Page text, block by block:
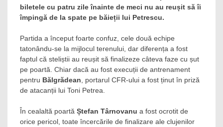
biletele cu patru zile înainte de meci nu au reușit să îi
împingă de la spate pe băieții lui Petrescu.
Partida a început foarte confuz, cele două echipe
tatonându-se la mijlocul terenului, dar diferența a fost
faptul că steliștii au reușit să finalizeze câteva faze cu șut
pe poartă. Chiar dacă au fost execuții de antrenament
pentru Bălgrădean , portarul CFR-ului a fost ținut în priză
de atacanții lui Toni Petrea.
În cealaltă poartă Ștefan Târnovanu a fost ocrotit de
orice pericol, toate încercările de finalizare ale clujenilor